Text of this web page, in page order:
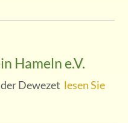
Hameln e.V.
Dewezet lesen Sie